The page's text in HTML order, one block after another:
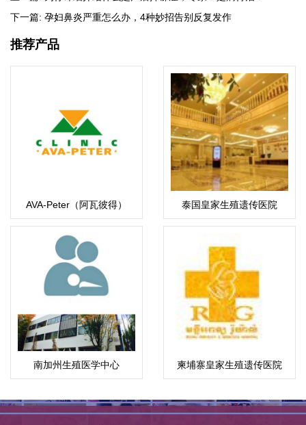
下一篇: 孕妇鼻炎严重怎么办，4种妙招告别反复发作
推荐产品
AVA-Peter（阿瓦彼得） 泰国皇家生殖遗传医院
南加州生殖医学中心 柬埔寨皇家生殖遗传医院